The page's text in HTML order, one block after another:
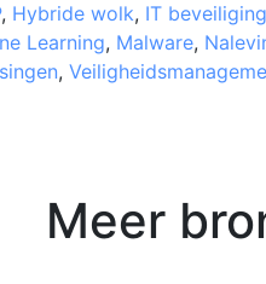
, Hybride wolk, IT beveiliging
Learning, Malware,
,
Meer